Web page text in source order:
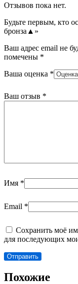
Отзывов пока нет.
Будьте первым, кто
бронза▲»
Ваш адрес email не
помечены *
Ваша оценка *
Ваш отзыв *
Имя *
Email *
Сохранить моё
для последующих
Похожие